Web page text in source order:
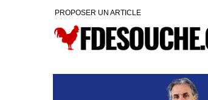
PROPOSER UN ARTICLE